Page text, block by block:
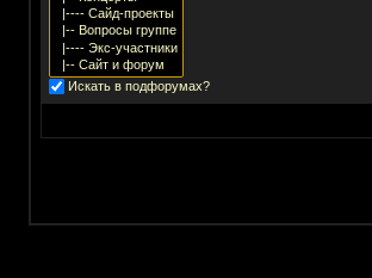
Искать в подфорумах?